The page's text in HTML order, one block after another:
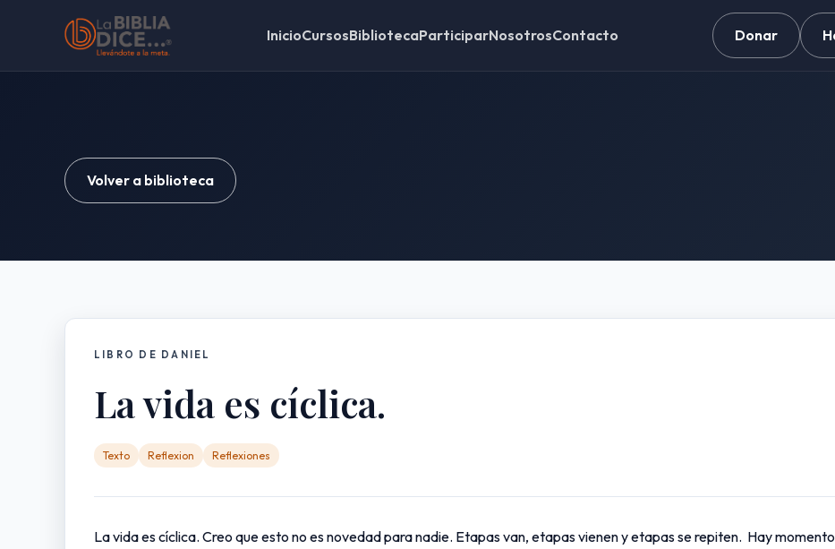
InicioCursosBibliotecaParticiparNosotrosContacto Donar
Volver a biblioteca
LIBRO DE DANIEL
La vida es cíclica.
Texto Reflexion Reflexiones
La vida es cíclica. Creo que esto no es novedad para nadie. Etapas van, etapas vienen y etapas se repiten. Hay